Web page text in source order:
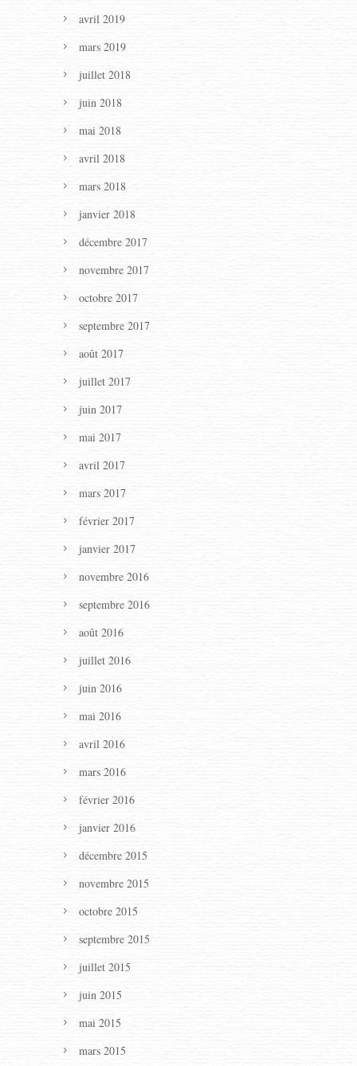
avril 2019
mars 2019
juillet 2018
juin 2018
mai 2018
avril 2018
mars 2018
janvier 2018
décembre 2017
novembre 2017
octobre 2017
septembre 2017
août 2017
juillet 2017
juin 2017
mai 2017
avril 2017
mars 2017
février 2017
janvier 2017
novembre 2016
septembre 2016
août 2016
juillet 2016
juin 2016
mai 2016
avril 2016
mars 2016
février 2016
janvier 2016
décembre 2015
novembre 2015
octobre 2015
septembre 2015
juillet 2015
juin 2015
mai 2015
mars 2015